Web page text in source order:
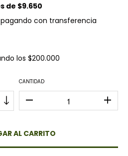
de $9.650
pagando con transferencia
los$200.000
CANTIDAD